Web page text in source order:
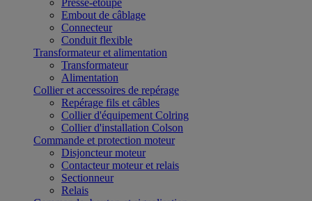
Presse-étoupe
Embout de câblage
Connecteur
Conduit flexible
Transformateur et alimentation
Transformateur
Alimentation
Collier et accessoires de repérage
Repérage fils et câbles
Collier d'équipement Colring
Collier d'installation Colson
Commande et protection moteur
Disjoncteur moteur
Contacteur moteur et relais
Sectionneur
Relais